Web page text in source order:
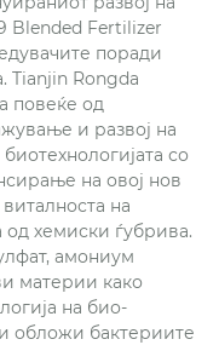
Blended Fertilizer
поради
Tianjin Rongda
повеќе од
и развој на
со
на овој нов
на
од хемиски ѓубрива.
амониум
материи како
на био-
обложи бактериите